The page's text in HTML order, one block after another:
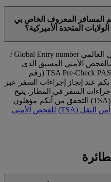
المسافر المعروف الخاص بي
المتحدة الأميركية؟
يمكنكم تزويدنا برقم الدخول العالمي Global Entry number /
الأمني المسبق الذي
تطبقه إدارة أمن النقل TSA Pre-Check PASSID (رقم
عند إنجاز إجراءات السفر عبر
السفر في المطار. يتيح
هذا الرقم لإدارة أمن النقل (TSA) التحقق من أنكم مؤهلون
برنامح إدارة أمن النقل (TSA) للفحص الأمني